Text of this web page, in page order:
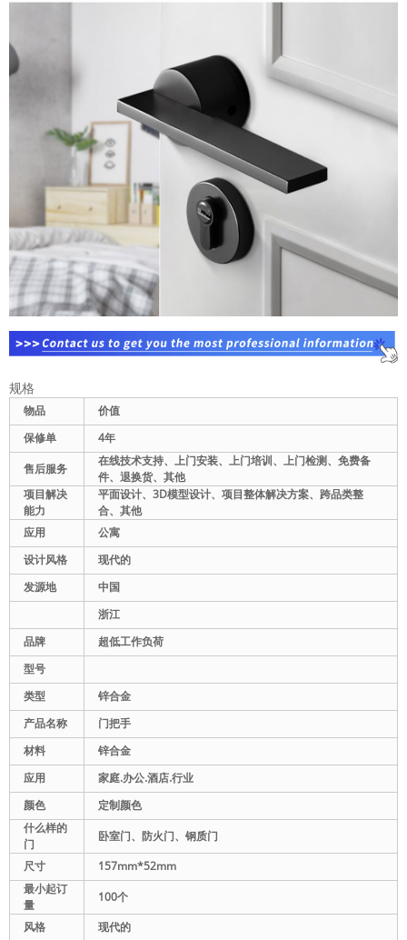
规格
物品
价值
保修单
4年
售后服务
在线技术支持、上门安装、上门培训、上门检测、免费备
件、退换货、其他
项目解决
能力
平面设计、3D模型设计、项目整体解决方案、跨品类整
合、其他
应用
公寓
设计风格
现代的
发源地
中国
浙江
品牌
超低工作负荷
型号
类型
锌合金
产品名称
门把手
材料
锌合金
应用
家庭.办公.酒店.行业
颜色
定制颜色
什么样的
门
卧室门、防火门、钢质门
尺寸
157mm*52mm
最小起订
量
100个
风格
现代的